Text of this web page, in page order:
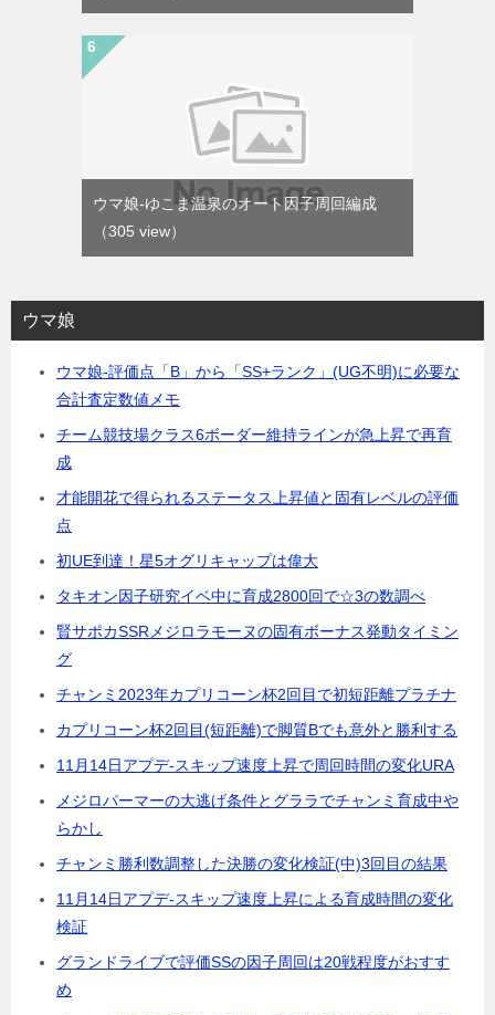
ウマ娘-ゆこま温泉のオート因子周回編成
（305 view）
ウマ娘
ウマ娘-評価点「B」から「SS+ランク」(UG不明)に必要な
合計査定数値メモ
チーム競技場クラス6ボーダー維持ラインが急上昇で再育
成
才能開花で得られるステータス上昇値と固有レベルの評価
点
初UE到達！星5オグリキャップは偉大
タキオン因子研究イベ中に育成2800回で☆3の数調べ
賢サポカSSRメジロラモーヌの固有ボーナス発動タイミン
グ
チャンミ2023年カプリコーン杯2回目で初短距離プラチナ
カプリコーン杯2回目(短距離)で脚質Bでも意外と勝利する
11月14日アプデ-スキップ速度上昇で周回時間の変化URA
メジロパーマーの大逃げ条件とグララでチャンミ育成中や
らかし
チャンミ勝利数調整した決勝の変化検証(中)3回目の結果
11月14日アプデ-スキップ速度上昇による育成時間の変化
検証
グランドライブで評価SSの因子周回は20戦程度がおすす
め